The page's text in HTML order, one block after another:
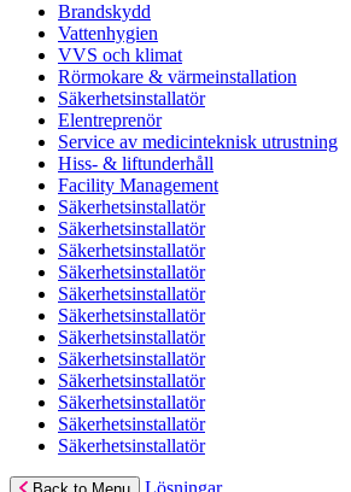
Brandskydd
Vattenhygien
VVS och klimat
Rörmokare & värmeinstallation
Säkerhetsinstallatör
Elentreprenör
Service av medicinteknisk utrustning
Hiss- & liftunderhåll
Facility Management
Säkerhetsinstallatör
Säkerhetsinstallatör
Säkerhetsinstallatör
Säkerhetsinstallatör
Säkerhetsinstallatör
Säkerhetsinstallatör
Säkerhetsinstallatör
Säkerhetsinstallatör
Säkerhetsinstallatör
Säkerhetsinstallatör
Säkerhetsinstallatör
Säkerhetsinstallatör
Lösningar